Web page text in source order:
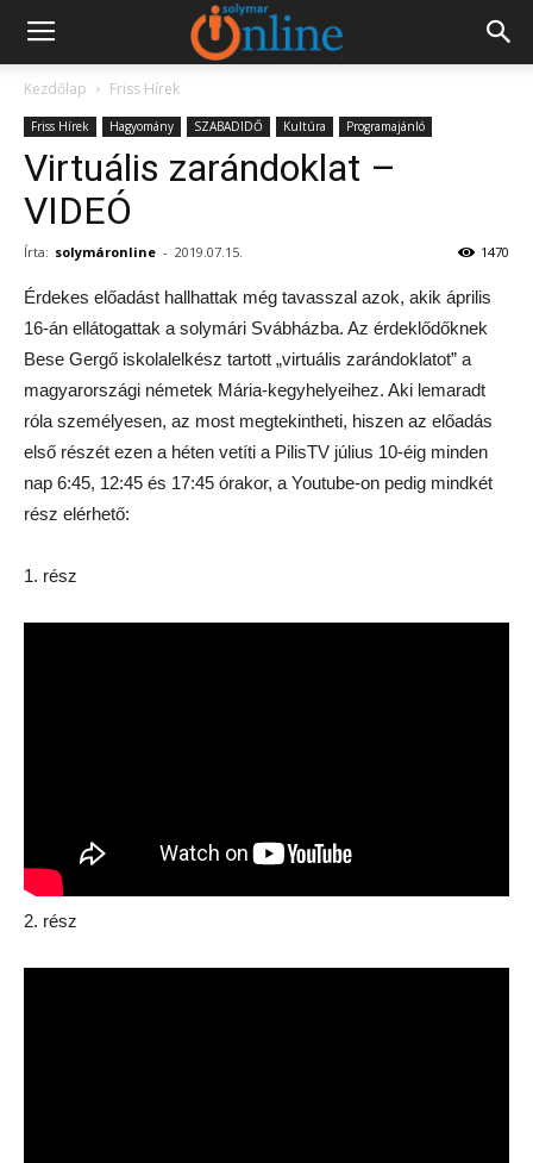
Kezdőlap Friss Hírek
Friss Hírek Hagyomány SZABADIDŐ Kultúra Programajánló
Virtuális zarándoklat –
VIDEÓ
Írta: solymáronline - 2019.07.15. 1470
Érdekes előadást hallhattak még tavasszal azok, akik április
16-án ellátogattak a solymári Svábházba. Az érdeklődőknek
Bese Gergő iskolalelkész tartott „virtuális zarándoklatot” a
magyarországi németek Mária-kegyhelyeihez. Aki lemaradt
róla személyesen, az most megtekintheti, hiszen az előadás
első részét ezen a héten vetíti a PilisTV július 10-éig minden
nap 6:45, 12:45 és 17:45 órakor, a Youtube-on pedig mindkét
rész elérhető:
1. rész
2. rész